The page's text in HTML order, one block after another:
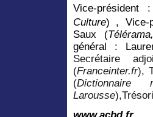
Vice-président
Culture) , Vice-
Saux (
général :
Secrétaire
(Franceinter.fr),
(
Larousse